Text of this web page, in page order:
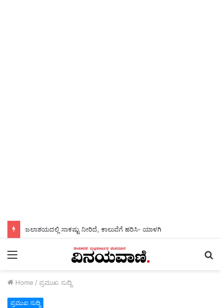
ಜಲಾಶಯದಲ್ಲಿ ಸಾಕಷ್ಟು ನೀರಿದೆ, ಕಾಲುವೆಗೆ ಹರಿಸಿ- ಯಾಳಗಿ
Menu
Home / ಪ್ರಮುಖ ಸುದ್ದಿ
ಪ್ರಮುಖ ಸುದ್ದಿ